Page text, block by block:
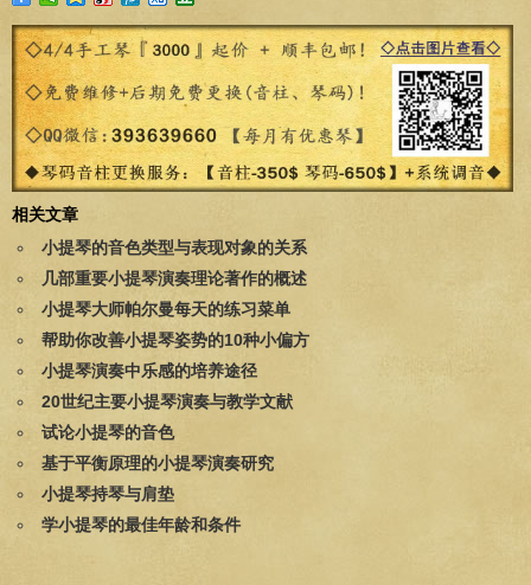
相关文章
小提琴的音色类型与表现对象的关系
几部重要小提琴演奏理论著作的概述
小提琴大师帕尔曼每天的练习菜单
帮助你改善小提琴姿势的10种小偏方
小提琴演奏中乐感的培养途径
20世纪主要小提琴演奏与教学文献
试论小提琴的音色
基于平衡原理的小提琴演奏研究
小提琴持琴与肩垫
学小提琴的最佳年龄和条件